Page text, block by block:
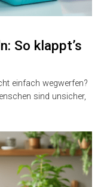
So klappt’s
einfach wegwerfen?
sind unsicher,